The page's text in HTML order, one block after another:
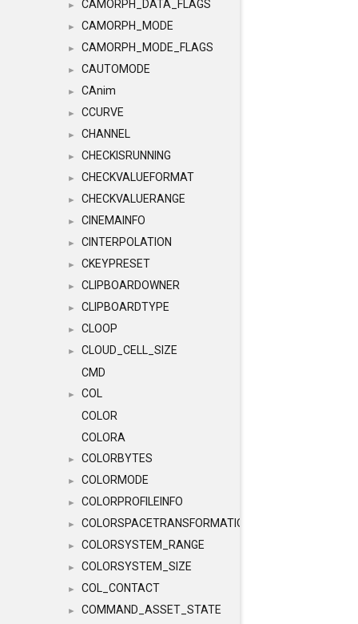
► CAMORPH_DATA_FLAGS
► CAMORPH_MODE
► CAMORPH_MODE_FLAGS
► CAUTOMODE
► CAnim
► CCURVE
► CHANNEL
► CHECKISRUNNING
► CHECKVALUEFORMAT
► CHECKVALUERANGE
► CINEMAINFO
► CINTERPOLATION
► CKEYPRESET
► CLIPBOARDOWNER
► CLIPBOARDTYPE
► CLOOP
►
CLOUD_CELL_SIZE
CMD
►
COL
COLOR
COLORA
► COLORBYTES
► COLORMODE
► COLORPROFILEINFO
► COLORSPACETRANSFORMATION
► COLORSYSTEM_RANGE
► COLORSYSTEM_SIZE
► COL_CONTACT
► COMMAND_ASSET_STATE